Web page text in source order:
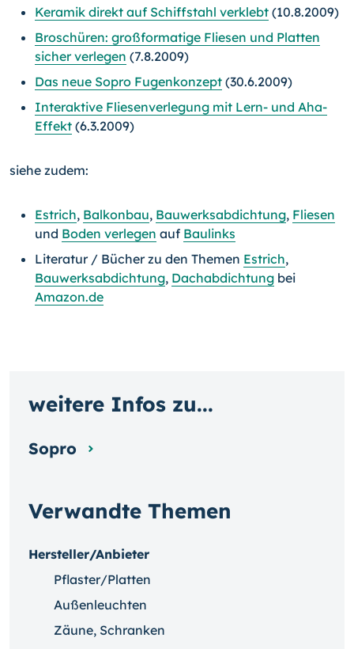
Keramik direkt auf Schiffstahl verklebt (10.8.2009)
Broschüren: großformatige Fliesen und Platten
sicher verlegen (7.8.2009)
Das neue Sopro Fugenkonzept (30.6.2009)
Interaktive Fliesenverlegung mit Lern- und Aha-
Effekt (6.3.2009)
siehe zudem:
Estrich, Balkonbau, Bauwerksabdichtung, Fliesen
und Boden verlegen auf Baulinks
Literatur / Bücher zu den Themen Estrich,
Bauwerksabdichtung, Dachabdichtung bei
Amazon.de
Verwandte Themen
Hersteller/Anbieter
Pflaster/Platten
Außenleuchten
Zäune, Schranken
weitere Infos zu...
Sopro